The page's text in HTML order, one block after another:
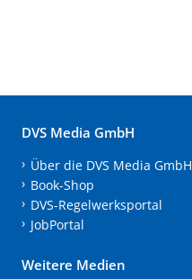
DVS Media GmbH
Über die DVS Media GmbH
Book-Shop
DVS-Regelwerksportal
JobPortal
Weitere Medien